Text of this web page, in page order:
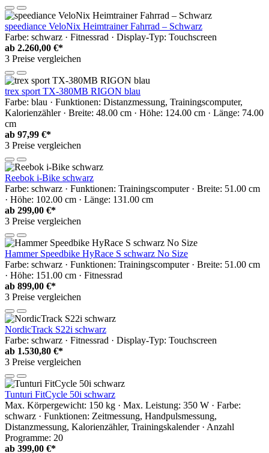
speediance VeloNix Heimtrainer Fahrrad – Schwarz
Farbe: schwarz · Fitnessrad · Display-Typ: Touchscreen
ab 2.260,00 €*
3 Preise vergleichen
trex sport TX-380MB RIGON blau
Farbe: blau · Funktionen: Distanzmessung, Trainingscomputer,
Kalorienzähler · Breite: 48.00 cm · Höhe: 124.00 cm · Länge: 74.00
cm
ab 97,99 €*
3 Preise vergleichen
Reebok i-Bike schwarz
Farbe: schwarz · Funktionen: Trainingscomputer · Breite: 51.00 cm
· Höhe: 102.00 cm · Länge: 131.00 cm
ab 299,00 €*
3 Preise vergleichen
Hammer Speedbike HyRace S schwarz No Size
Farbe: schwarz · Funktionen: Trainingscomputer · Breite: 51.00 cm
· Höhe: 151.00 cm · Fitnessrad
ab 899,00 €*
3 Preise vergleichen
NordicTrack S22i schwarz
Farbe: schwarz · Fitnessrad · Display-Typ: Touchscreen
ab 1.530,80 €*
3 Preise vergleichen
Tunturi FitCycle 50i schwarz
Max. Körpergewicht: 150 kg · Max. Leistung: 350 W · Farbe:
schwarz · Funktionen: Zeitmessung, Handpulsmessung,
Distanzmessung, Kalorienzähler, Trainingskalender · Anzahl
Programme: 20
ab 399,00 €*